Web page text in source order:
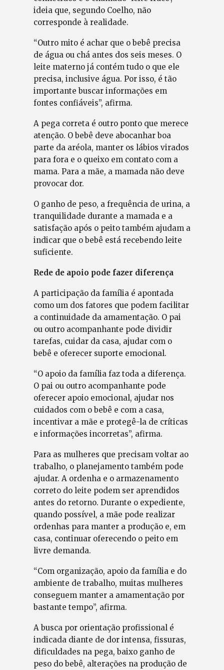
ideia que, segundo Coelho, não
corresponde à realidade.
“Outro mito é achar que o bebê precisa
de água ou chá antes dos seis meses. O
leite materno já contém tudo o que ele
precisa, inclusive água. Por isso, é tão
importante buscar informações em
fontes confiáveis”, afirma.
A pega correta é outro ponto que merece
atenção. O bebê deve abocanhar boa
parte da aréola, manter os lábios virados
para fora e o queixo em contato com a
mama. Para a mãe, a mamada não deve
provocar dor.
O ganho de peso, a frequência de urina, a
tranquilidade durante a mamada e a
satisfação após o peito também ajudam a
indicar que o bebê está recebendo leite
suficiente.
Rede de apoio pode fazer diferença
A participação da família é apontada
como um dos fatores que podem facilitar
a continuidade da amamentação. O pai
ou outro acompanhante pode dividir
tarefas, cuidar da casa, ajudar com o
bebê e oferecer suporte emocional.
“O apoio da família faz toda a diferença.
O pai ou outro acompanhante pode
oferecer apoio emocional, ajudar nos
cuidados com o bebê e com a casa,
incentivar a mãe e protegê-la de críticas
e informações incorretas”, afirma.
Para as mulheres que precisam voltar ao
trabalho, o planejamento também pode
ajudar. A ordenha e o armazenamento
correto do leite podem ser aprendidos
antes do retorno. Durante o expediente,
quando possível, a mãe pode realizar
ordenhas para manter a produção e, em
casa, continuar oferecendo o peito em
livre demanda.
“Com organização, apoio da família e do
ambiente de trabalho, muitas mulheres
conseguem manter a amamentação por
bastante tempo”, afirma.
A busca por orientação profissional é
indicada diante de dor intensa, fissuras,
dificuldades na pega, baixo ganho de
peso do bebê, alterações na produção de